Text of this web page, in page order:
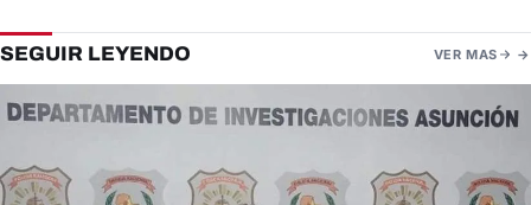
SEGUIR LEYENDO VER MAS